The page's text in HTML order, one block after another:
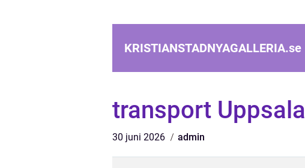
KRISTIANSTADNYAGALLERIA.se
transport Uppsala
30 juni 2026 admin